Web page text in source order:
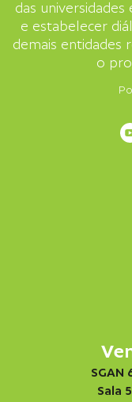
das
e estabelecer
demais entidades
o
SGAN
Sala